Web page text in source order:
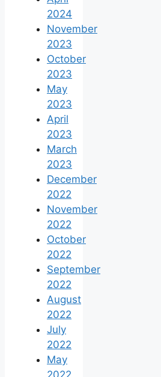
2024
November
2023
October
2023
May
2023
April
2023
March
2023
December
2022
November
2022
October
2022
September
2022
August
2022
July
2022
May
2022